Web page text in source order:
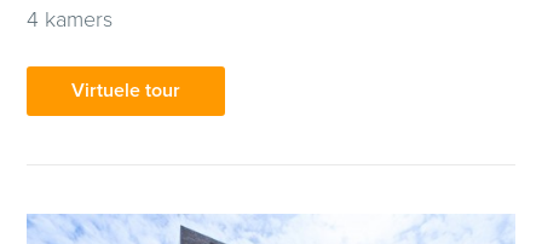
4 kamers
Virtuele tour